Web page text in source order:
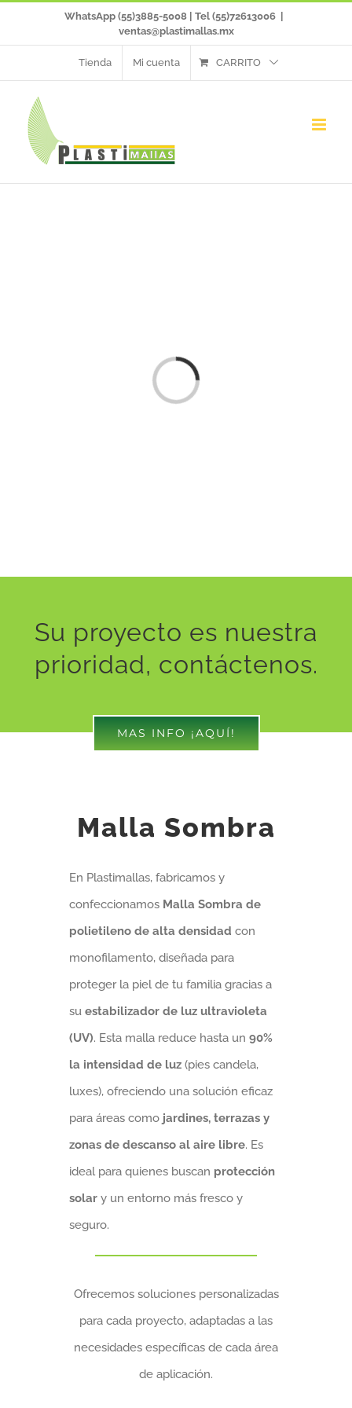
WhatsApp (55)3885-5008 | Tel (55)72613006
ventas@plastimallas.mx
Tienda Mi cuenta CARRITO
Loading...
Su proyecto es nuestra
prioridad, contáctenos.
MAS INFO ¡AQUÍ!
Malla Sombra
En Plastimallas, fabricamos y
confeccionamos Malla Sombra de
polietileno de alta densidad con
monofilamento, diseñada para
proteger la piel de tu familia gracias a
suestabilizador de luz ultravioleta
(UV). Esta malla reduce hasta un90%
la intensidad de luz (pies candela,
luxes), ofreciendo una solución eficaz
para áreas como jardines, terrazas y
zonas de descanso al aire libre. Es
ideal para quienes buscan protección
solar y un entorno más fresco y
seguro.
Ofrecemos soluciones personalizadas
para cada proyecto, adaptadas a las
necesidades específicas de cada área
de aplicación.